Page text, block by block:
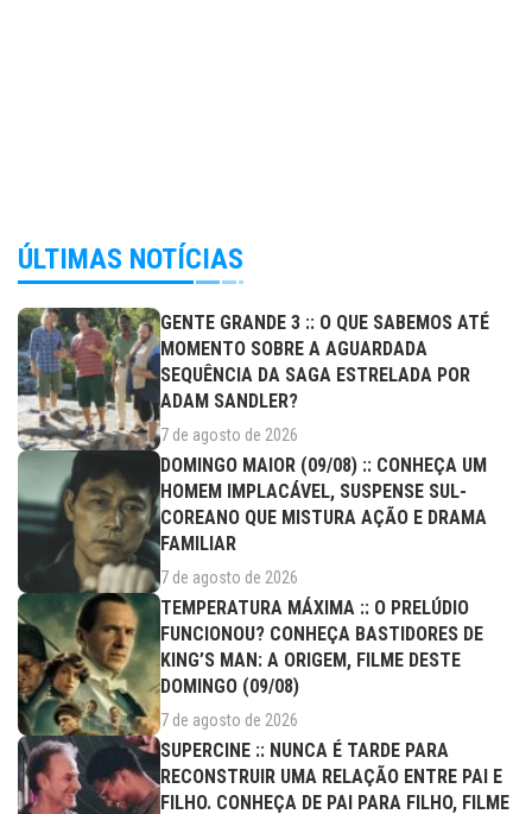
ÚLTIMAS NOTÍCIAS
GENTE GRANDE 3 :: O QUE SABEMOS ATÉ
MOMENTO SOBRE A AGUARDADA
SEQUÊNCIA DA SAGA ESTRELADA POR
ADAM SANDLER?
7 de agosto de 2026
DOMINGO MAIOR (09/08) :: CONHEÇA UM
HOMEM IMPLACÁVEL, SUSPENSE SUL-
COREANO QUE MISTURA AÇÃO E DRAMA
FAMILIAR
7 de agosto de 2026
TEMPERATURA MÁXIMA :: O PRELÚDIO
FUNCIONOU? CONHEÇA BASTIDORES DE
KING’S MAN: A ORIGEM, FILME DESTE
DOMINGO (09/08)
7 de agosto de 2026
SUPERCINE :: NUNCA É TARDE PARA
RECONSTRUIR UMA RELAÇÃO ENTRE PAI E
FILHO. CONHEÇA DE PAI PARA FILHO, FILME